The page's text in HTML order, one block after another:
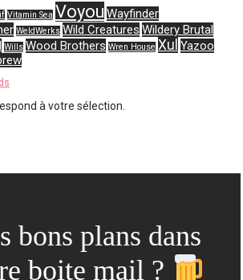
Vitamin Sea Voyou Wayfinder
WeldWerks Wild Creatures Wildery Brutal
Wills Wood Brothers Wren House Xul Yazoo
à votre sélection.
bons plans dans
boite mail ?